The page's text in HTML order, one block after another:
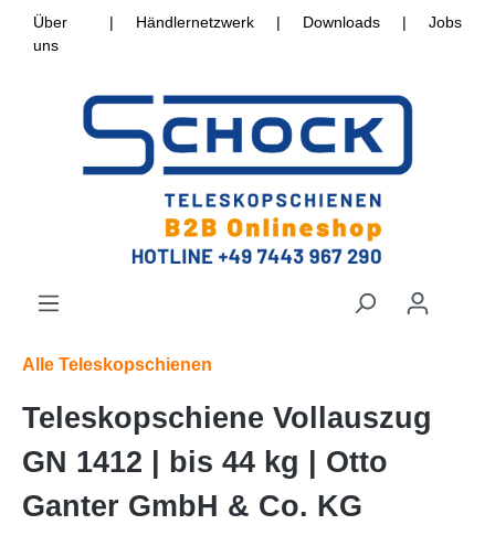
Über
uns
| Händlernetzwerk | Downloads | Jobs
Alle Teleskopschienen
Teleskopschiene Vollauszug
GN 1412 | bis 44 kg | Otto
Ganter GmbH & Co. KG